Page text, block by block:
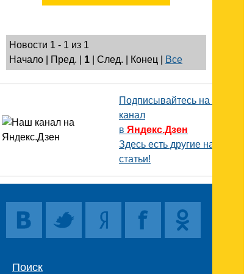
Новости 1 - 1 из 1
Начало | Пред. | 1 | След. | Конец Все
Подписывайтесь на наш
канал
в Яндекс.Дзен
Здесь есть другие наши
статьи!
Поиск